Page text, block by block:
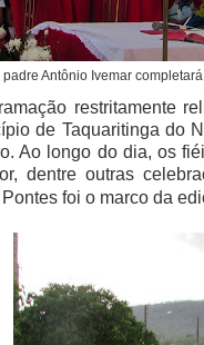
padre Antônio Ivemar
restritamente
de Taquaritinga do
Ao longo do dia, os
dentre outras
Pontes foi o marco da